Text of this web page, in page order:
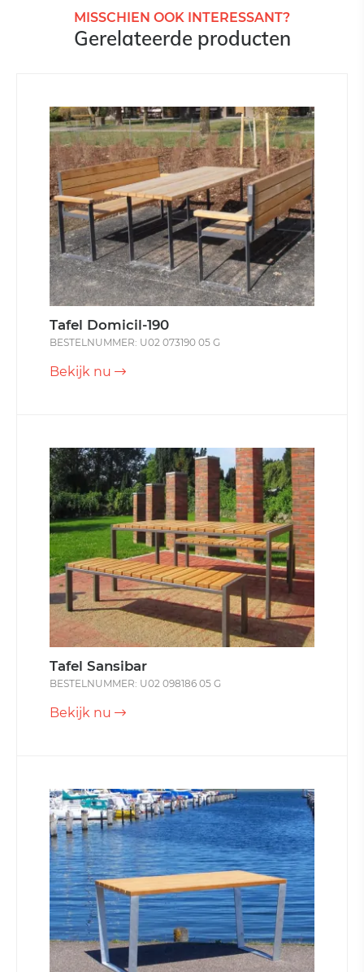
MISSCHIEN OOK INTERESSANT?
Gerelateerde producten
Tafel Domicil-190
BESTELNUMMER: U02 073190 05 G
Bekijk nu
Tafel Sansibar
BESTELNUMMER: U02 098186 05 G
Bekijk nu